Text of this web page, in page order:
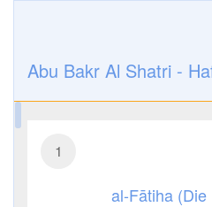
Abu Bakr Al Shatri -
1
al-Fātiha (Die